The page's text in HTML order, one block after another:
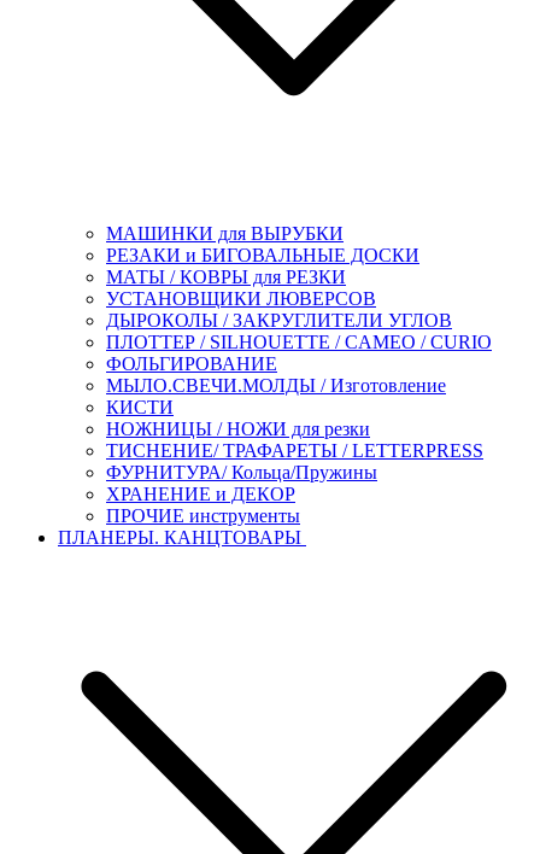
МАШИНКИ для ВЫРУБКИ
РЕЗАКИ и БИГОВАЛЬНЫЕ ДОСКИ
МАТЫ / КОВРЫ для РЕЗКИ
УСТАНОВЩИКИ ЛЮВЕРСОВ
ДЫРОКОЛЫ / ЗАКРУГЛИТЕЛИ УГЛОВ
ПЛОТТЕР / SILHOUETTE / CAMEO / CURIO
ФОЛЬГИРОВАНИЕ
МЫЛО.СВЕЧИ.МОЛДЫ / Изготовление
КИСТИ
НОЖНИЦЫ / НОЖИ для резки
ТИСНЕНИЕ/ ТРАФАРЕТЫ / LETTERPRESS
ФУРНИТУРА/ Кольца/Пружины
ХРАНЕНИЕ и ДЕКОР
ПРОЧИЕ инструменты
ПЛАНЕРЫ. КАНЦТОВАРЫ